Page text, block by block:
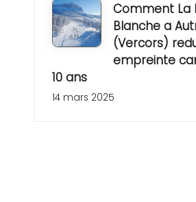
Comment La
Blanche a
(Vercors)
empreinte
10 ans
14 mars 2025